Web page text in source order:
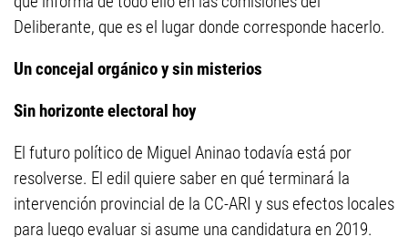
Deliberante, que es el lugar donde corresponde hacerlo.
Un concejal orgánico y sin misterios
Sin horizonte electoral hoy
El futuro político de Miguel Aninao todavía está por
resolverse. El edil quiere saber en qué terminará la
intervención provincial de la CC-ARI y sus efectos locales
para luego evaluar si asume una candidatura en 2019.